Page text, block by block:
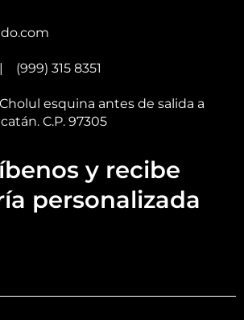
|
(999) 315 8351
esquina antes de salida a
C.P. 97305
y recibe
personalizada